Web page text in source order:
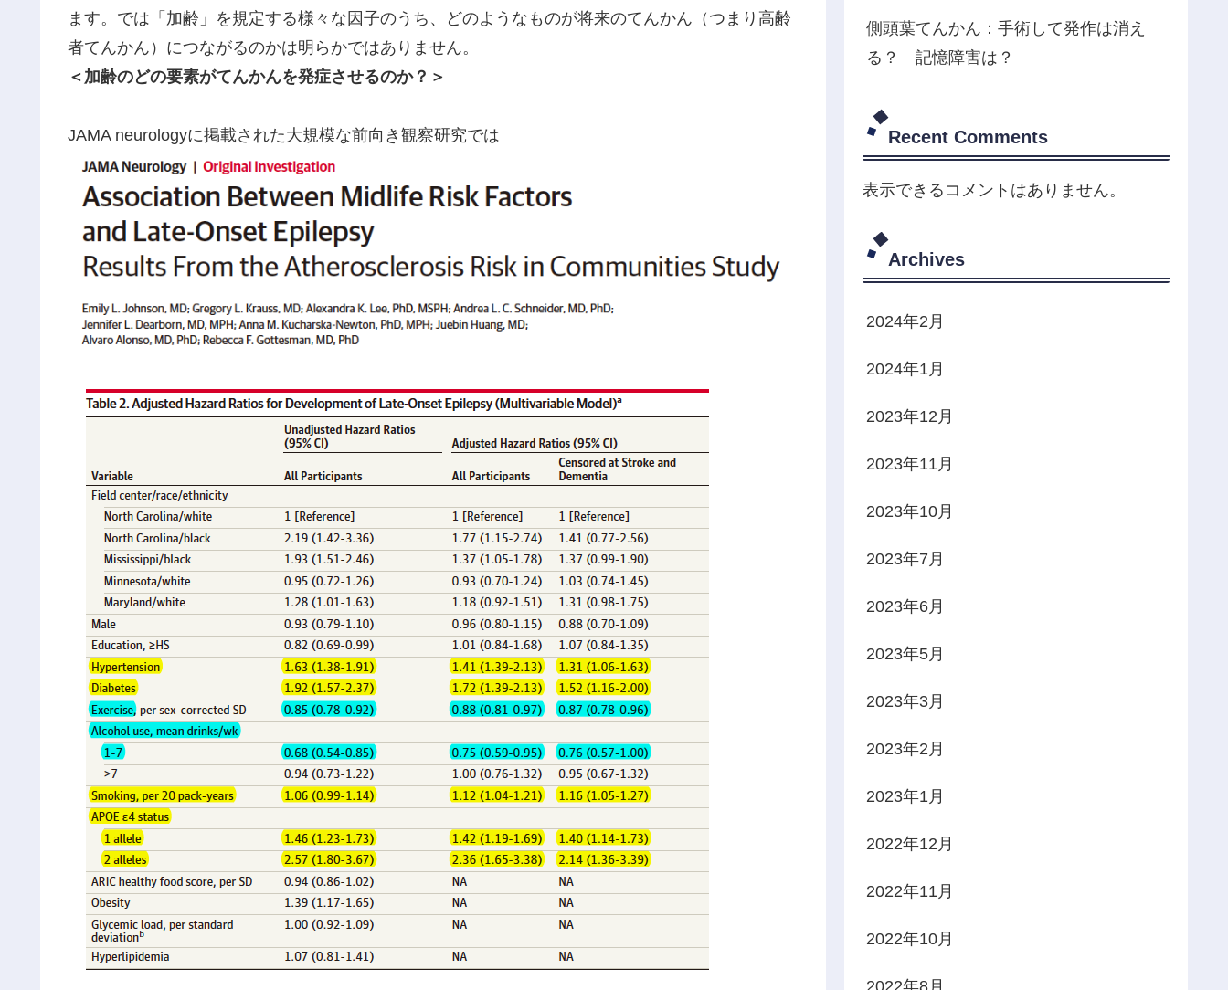
ます。では「加齢」を規定する様々な因子のうち、どのようなものが将来のてんかん（つまり高齢
者てんかん）につながるのかは明らかではありません。
＜加齢のどの要素がてんかんを発症させるのか？＞
JAMA neurologyに掲載された大規模な前向き観察研究では
側頭葉てんかん：手術して発作は消え
る？ 記憶障害は？
Recent Comments
表示できるコメントはありません。
Archives
2024年2月
2024年1月
2023年12月
2023年11月
2023年10月
2023年7月
2023年6月
2023年5月
2023年3月
2023年2月
2023年1月
2022年12月
2022年11月
2022年10月